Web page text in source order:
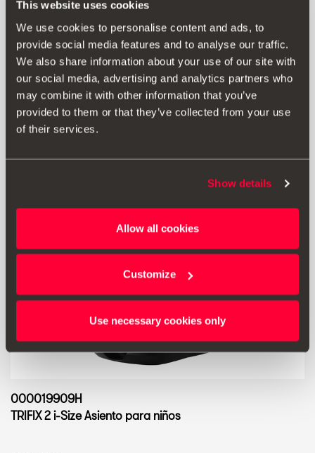
This website uses cookies
We use cookies to personalise content and ads, to
provide social media features and to analyse our traffic.
We also share information about your use of our site with
our social media, advertising and analytics partners who
may combine it with other information that you’ve
provided to them or that they’ve collected from your use
of their services.
Show details
Allow all cookies
Customize
Use necessary cookies only
000052122G
Baliza de emergencia V16 SEAT - Conectada a DGT
42.01 €
Ir al producto
000019909H
TRIFIX 2 i-Size Asiento para niños